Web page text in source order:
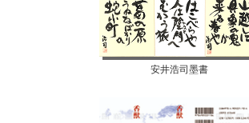
安井浩司墨書